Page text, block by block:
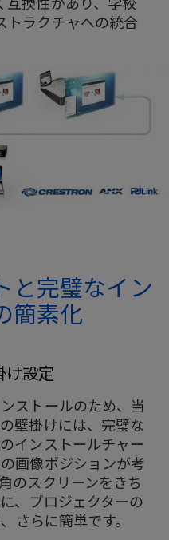
トラクチャへの統合
と完璧なイン
簡素化
け設定
ストールのため、当
壁掛けには、完璧な
インストールチャー
画像ポジションが考
のスクリーンをきち
、プロジェクターの
さらに簡単です。